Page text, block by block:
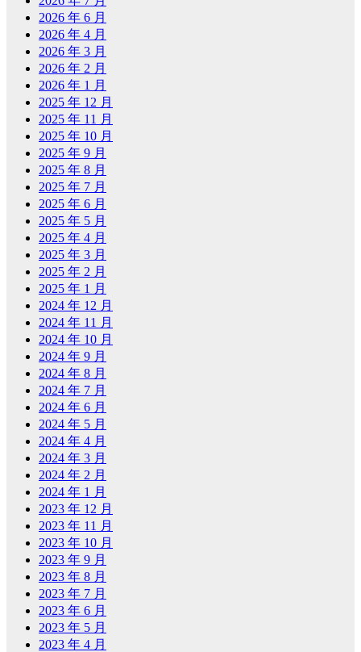
2026 年 6 月
2026 年 4 月
2026 年 3 月
2026 年 2 月
2026 年 1 月
2025 年 12 月
2025 年 11 月
2025 年 10 月
2025 年 9 月
2025 年 8 月
2025 年 7 月
2025 年 6 月
2025 年 5 月
2025 年 4 月
2025 年 3 月
2025 年 2 月
2025 年 1 月
2024 年 12 月
2024 年 11 月
2024 年 10 月
2024 年 9 月
2024 年 8 月
2024 年 7 月
2024 年 6 月
2024 年 5 月
2024 年 4 月
2024 年 3 月
2024 年 2 月
2024 年 1 月
2023 年 12 月
2023 年 11 月
2023 年 10 月
2023 年 9 月
2023 年 8 月
2023 年 7 月
2023 年 6 月
2023 年 5 月
2023 年 4 月